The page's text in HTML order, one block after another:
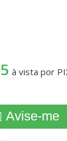
à vista por
Avise-me